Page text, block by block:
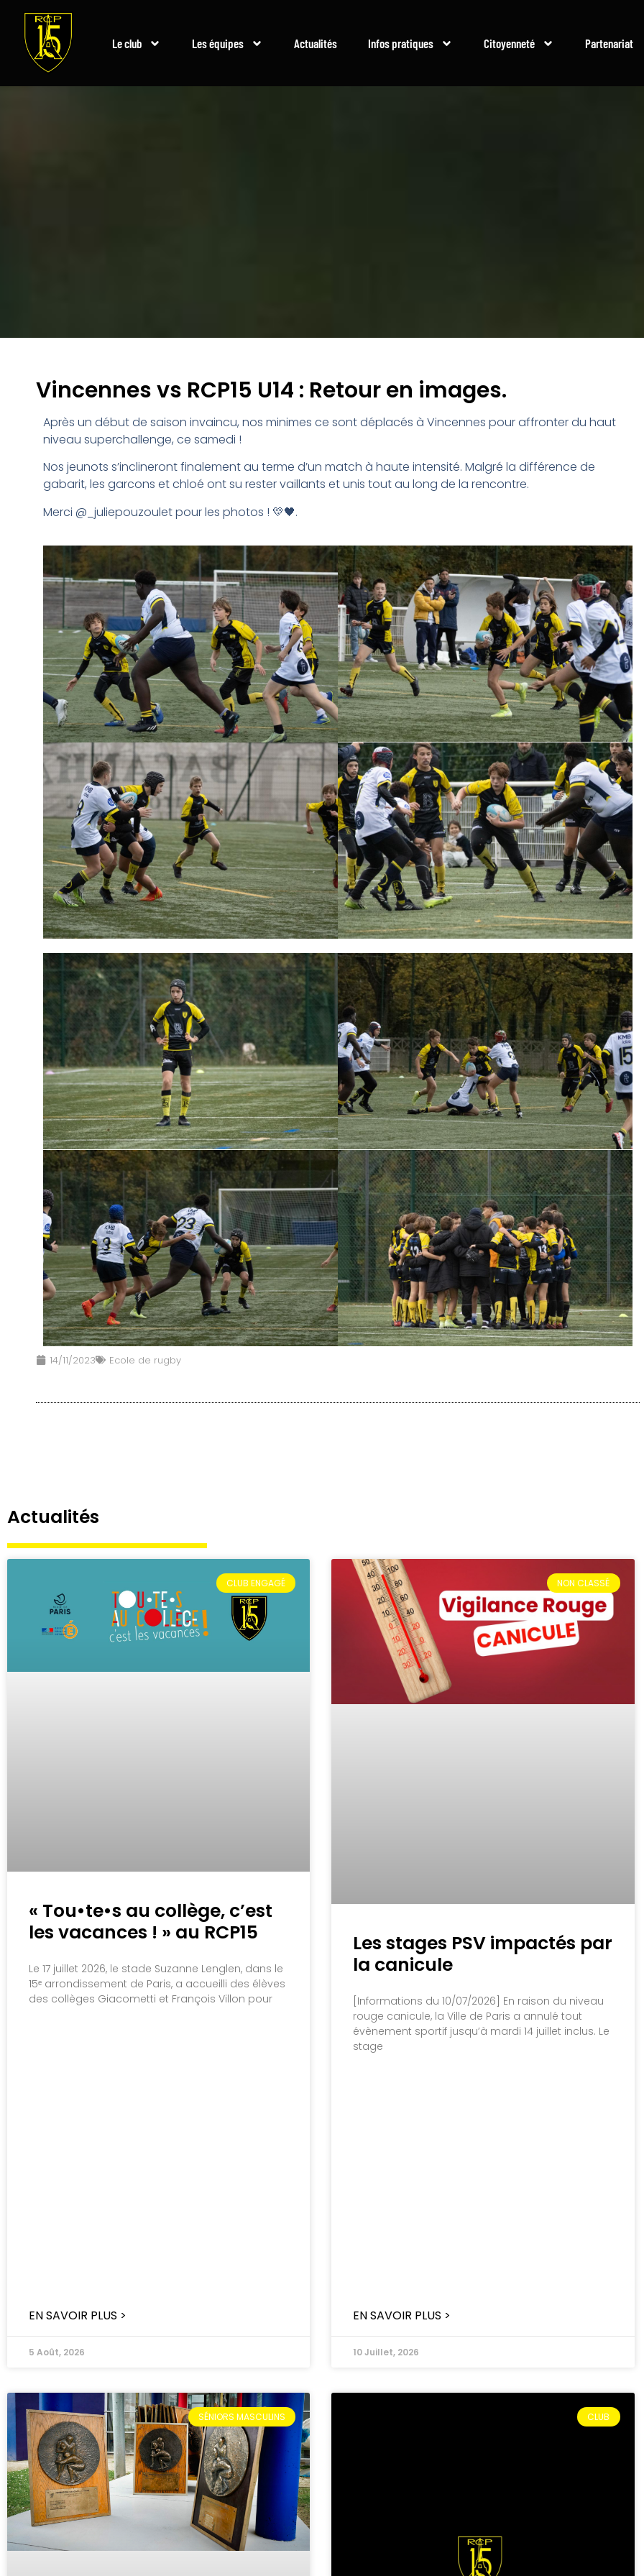
Le club Les équipes Actualités Infos pratiques Citoyenneté Partenariat
Vincennes vs RCP15 U14 : Retour en images.
Après un début de saison invaincu, nos minimes ce sont déplacés à Vincennes pour affronter du haut
niveau superchallenge, ce samedi !
Nos jeunots s’inclineront finalement au terme d’un match à haute intensité. Malgré la différence de
gabarit, les garcons et chloé ont su rester vaillants et unis tout au long de la rencontre.
Merci @_juliepouzoulet pour les photos ! 💛🖤.
14/11/2023 Ecole de rugby
Actualités
CLUB ENGAGÉ
« Tou•te•s au collège, c’est
les vacances ! » au RCP15
Le 17 juillet 2026, le stade Suzanne Lenglen, dans le
15ᵉ arrondissement de Paris, a accueilli des élèves
des collèges Giacometti et François Villon pour
EN SAVOIR PLUS >
5 Août, 2026
NON CLASSÉ
Les stages PSV impactés par
la canicule
[Informations du 10/07/2026] En raison du niveau
rouge canicule, la Ville de Paris a annulé tout
évènement sportif jusqu’à mardi 14 juillet inclus. Le
stage
EN SAVOIR PLUS >
10 Juillet, 2026
SÉNIORS MASCULINS CLUB